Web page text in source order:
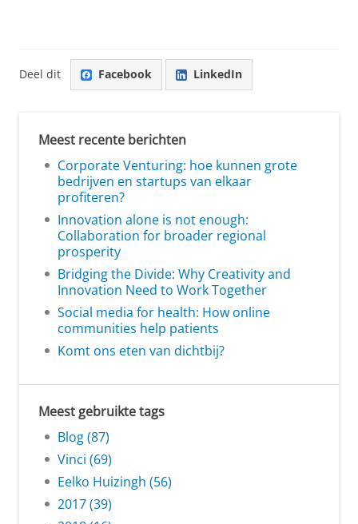
Deel dit Facebook LinkedIn
Meest recente berichten
Corporate Venturing: hoe kunnen grote
bedrijven en startups van elkaar
profiteren?
Innovation alone is not enough:
Collaboration for broader regional
prosperity
Bridging the Divide: Why Creativity and
Innovation Need to Work Together
Social media for health: How online
communities help patients
Komt ons eten van dichtbij?
Meest gebruikte tags
Blog (87)
Vinci (69)
Eelko Huizingh (56)
2017 (39)